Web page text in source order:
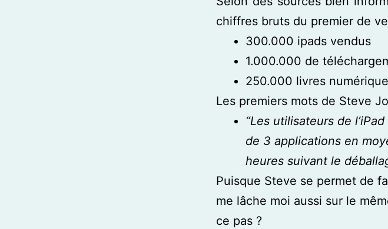
chiffres bruts du premier de
300.000 ipads vendus
1.000.000 de
250.000 livres
Les premiers mots de Steve
“Les utilisateurs de
de 3 applications en
heures suivant le
Puisque Steve se permet de
me lâche moi aussi sur le
ce pas ?